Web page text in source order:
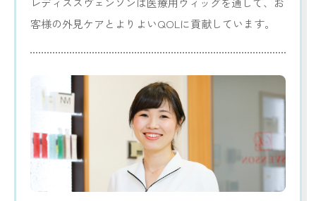
客様の外見ケアとよりよいQOLに貢献しています。